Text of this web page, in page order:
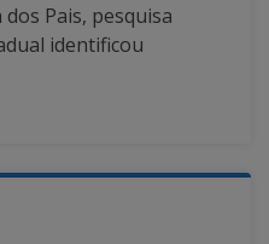
Pais, pesquisa
identificou